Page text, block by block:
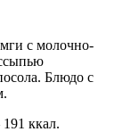
с молочно-
Блюдо с
ккал.